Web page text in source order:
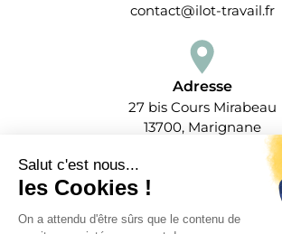
contact@ilot-travail.fr
Adresse
27 bis Cours Mirabeau
13700, Marignane
Du lundi au vendredi
9h00 - 18h00
Salut c'est nous...
les Cookies !
On a attendu d'être sûrs que le contenu de